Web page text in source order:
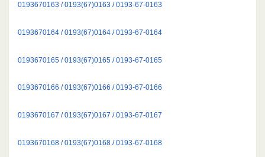
0193670163 / 0193(67)0163 / 0193-67-0163
0193670164 / 0193(67)0164 / 0193-67-0164
0193670165 / 0193(67)0165 / 0193-67-0165
0193670166 / 0193(67)0166 / 0193-67-0166
0193670167 / 0193(67)0167 / 0193-67-0167
0193670168 / 0193(67)0168 / 0193-67-0168